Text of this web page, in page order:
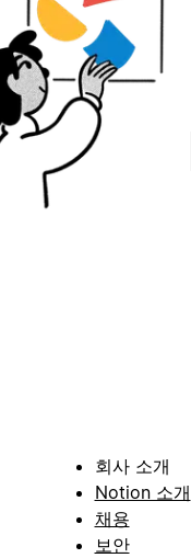
회사 소개
Notion 소개
채용
보안